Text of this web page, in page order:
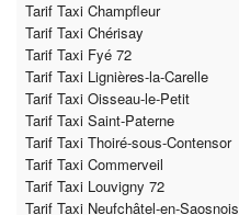
Tarif Taxi Champfleur
Tarif Taxi Chérisay
Tarif Taxi Fyé 72
Tarif Taxi Lignières-la-Carelle
Tarif Taxi Oisseau-le-Petit
Tarif Taxi Saint-Paterne
Tarif Taxi Thoiré-sous-Contensor
Tarif Taxi Commerveil
Tarif Taxi Louvigny 72
Tarif Taxi Neufchâtel-en-Saosnois